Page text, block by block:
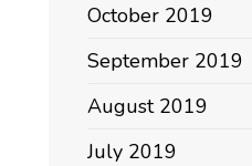
October 2019
September 2019
August 2019
July 2019